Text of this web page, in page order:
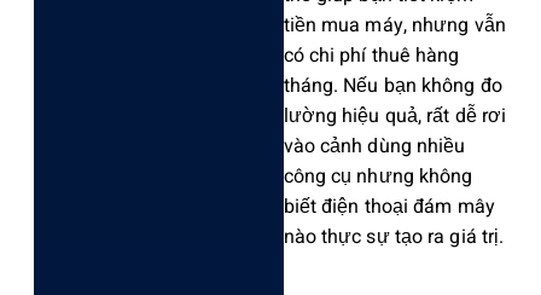
tiền mua máy, nhưng vẫn
có chi phí thuê hàng
tháng. Nếu bạn không đo
lườn‌g hiệu quả, rất dễ rơi
vào cảnh dùng nhiều
công cụ nhưn‌g không
biết điện thoại đám mây
nào thực sự tạo ra giá trị.‌